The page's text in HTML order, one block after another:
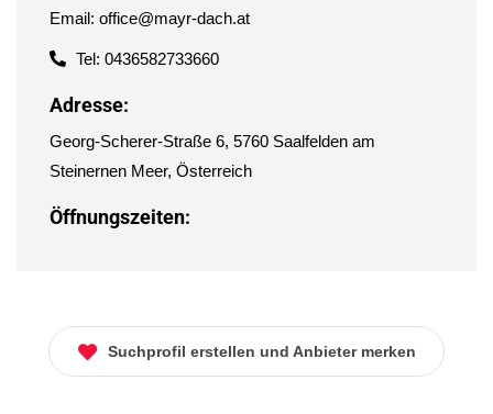
Email: office@mayr-dach.at
Tel: 0436582733660
Adresse:
Georg-Scherer-Straße 6, 5760 Saalfelden am
Steinernen Meer, Österreich
Öffnungszeiten:
Suchprofil erstellen und Anbieter merken